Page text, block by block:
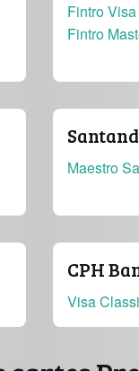
Fintro
Fintro
Maestro
CPH
Visa